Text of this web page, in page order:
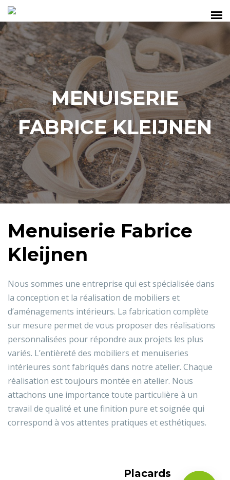
MENUISERIE
FABRICE KLEIJNEN
Menuiserie Fabrice
Kleijnen
Nous sommes une entreprise qui est spécialisée dans
la conception et la réalisation de mobiliers et
d’aménagements intérieurs. La fabrication complète
sur mesure permet de vous proposer des réalisations
personnalisées pour répondre aux projets les plus
variés. L’entièreté des mobiliers et menuiseries
intérieures sont fabriqués dans notre atelier. Chaque
réalisation est toujours montée en atelier. Nous
attachons une importance toute particulière à un
travail de qualité et une finition pure et soignée qui
correspond à vos attentes pratiques et esthétiques.
Placards